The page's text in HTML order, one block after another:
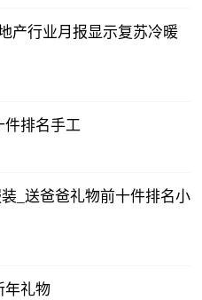
产行业月报显示复苏冷暖
件排名手工
_送爸爸礼物前十件排名小
年礼物